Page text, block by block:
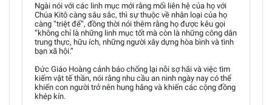
Ngài nói với các linh mục mới rằng mối liên hệ của họ với
Chúa Kitô càng sâu sắc, thì sự thuộc về nhân loại của họ
càng “triệt để”, đồng thời nói thêm rằng họ được kêu gọi
“không chỉ là những linh mục tốt mà còn là những công dân
trung thực, hữu ích, những người xây dựng hòa bình và tình
bạn xã hội.”
Đức Giáo Hoàng cảnh báo chống lại nỗi sợ hãi và việc tìm
kiếm vật tế thần, nói rằng nhu cầu an ninh ngày nay có thể
khiến con người trở nên hung hăng và khiến các cộng đồng
khép kín.